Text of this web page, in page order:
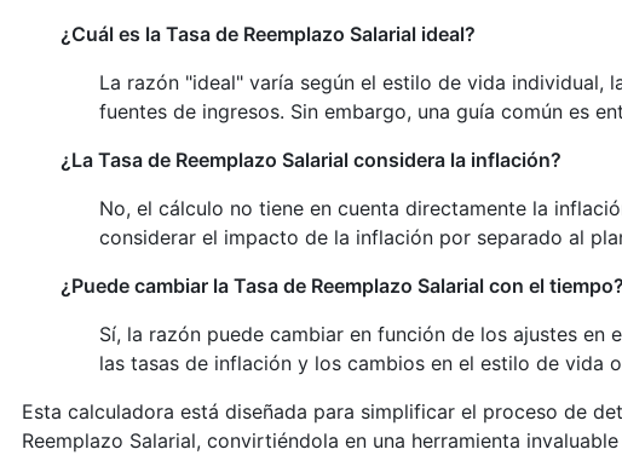
¿Cuál es la Tasa de Reemplazo Salarial ideal?
La razón "ideal" varía según el estilo de vida individual,
fuentes de ingresos. Sin embargo, una guía común es
¿La Tasa de Reemplazo Salarial considera la inflación?
No, el cálculo no tiene en cuenta directamente la
considerar el impacto de la inflación por separado al
¿Puede cambiar la Tasa de Reemplazo Salarial con el tiempo?
Sí, la razón puede cambiar en función de los ajustes en
las tasas de inflación y los cambios en el estilo de vida
Esta calculadora está diseñada para simplificar el proceso de
Reemplazo Salarial, convirtiéndola en una herramienta